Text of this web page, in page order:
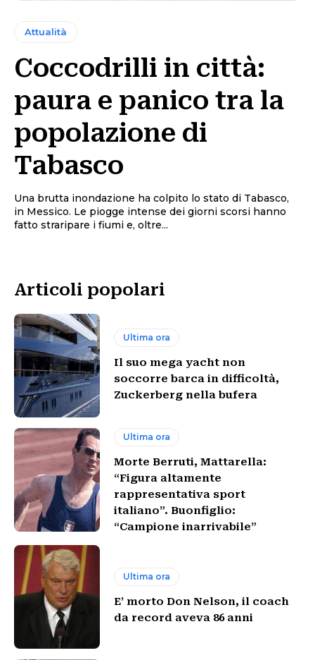
Attualità
Coccodrilli in città:
paura e panico tra la
popolazione di
Tabasco
Una brutta inondazione ha colpito lo stato di Tabasco,
in Messico. Le piogge intense dei giorni scorsi hanno
fatto straripare i fiumi e, oltre...
Articoli popolari
Ultima ora
Il suo mega yacht non
soccorre barca in difficoltà,
Zuckerberg nella bufera
Ultima ora
Morte Berruti, Mattarella:
“Figura altamente
rappresentativa sport
italiano”. Buonfiglio:
“Campione inarrivabile”
Ultima ora
E’ morto Don Nelson, il coach
da record aveva 86 anni